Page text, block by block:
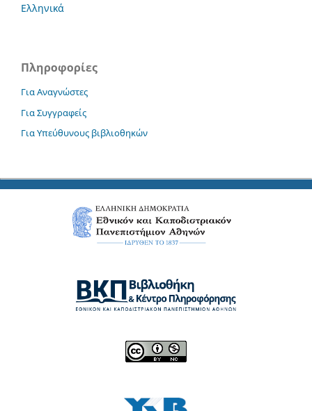
Ελληνικά
Πληροφορίες
Για Αναγνώστες
Για Συγγραφείς
Για Υπεύθυνους βιβλιοθηκών